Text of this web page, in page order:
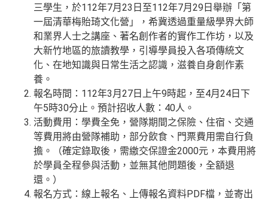
三學生，於112年7月23日至112年7月29日舉辦「第
一屆清華梅貽琦文化營」，希冀透過重量級學界大師
和業界人士之講座、著名創作者的實作工作坊，以及
大新竹地區的旅讀教學，引導學員投入各項傳統文
化、在地知識與日常生活之認識，滋養自身創作素
養。
報名時間：112年3月27日上午9時起，至4月24日下
午5時30分止。預計招收人數：40人。
活動費用：學費全免，營隊期間之保險、住宿、交通
等費用將由營隊補助，部分飲食、門票費用需自行負
擔。（確定錄取後，需繳交保證金2000元，本費用將
於學員全程參與活動，並無其他問題後，全額退
還。）
報名方式：線上報名、上傳報名資料PDF檔，並寄出